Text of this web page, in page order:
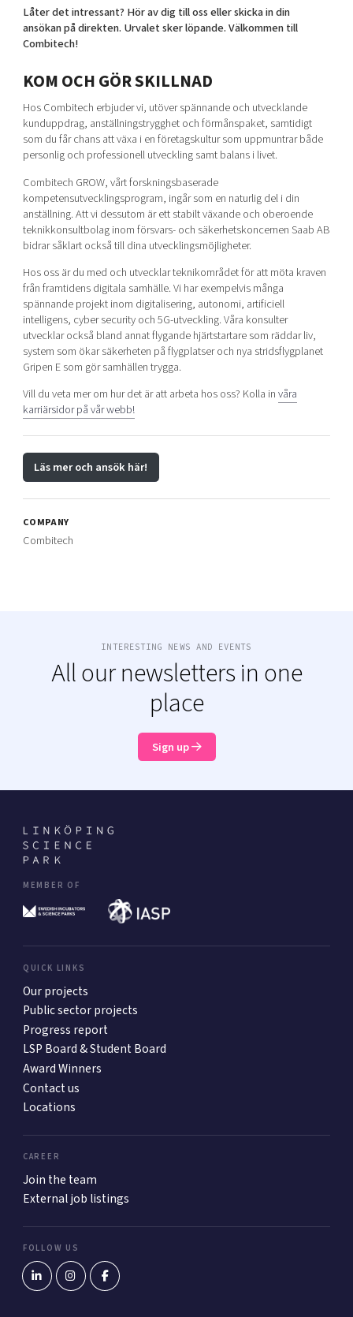
Låter det intressant? Hör av dig till oss eller skicka in din
ansökan på direkten. Urvalet sker löpande. Välkommen till
Combitech!
KOM OCH GÖR SKILLNAD
Hos Combitech erbjuder vi, utöver spännande och utvecklande
kunduppdrag, anställningstrygghet och förmånspaket, samtidigt
som du får chans att växa i en företagskultur som uppmuntrar både
personlig och professionell utveckling samt balans i livet.
Combitech GROW, vårt forskningsbaserade
kompetensutvecklingsprogram, ingår som en naturlig del i din
anställning. Att vi dessutom är ett stabilt växande och oberoende
teknikkonsultbolag inom försvars- och säkerhetskoncernen Saab AB
bidrar såklart också till dina utvecklingsmöjligheter.
Hos oss är du med och utvecklar teknikområdet för att möta kraven
från framtidens digitala samhälle. Vi har exempelvis många
spännande projekt inom digitalisering, autonomi, artificiell
intelligens, cyber security och 5G-utveckling. Våra konsulter
utvecklar också bland annat flygande hjärtstartare som räddar liv,
system som ökar säkerheten på flygplatser och nya stridsflygplanet
Gripen E som gör samhällen trygga.
Vill du veta mer om hur det är att arbeta hos oss? Kolla invåra
karriärsidor på vår webb!
Läs mer och ansök här!
COMPANY
Combitech
INTERESTING NEWS AND EVENTS
All our newsletters in one
place
Sign up
MEMBER OF
QUICK LINKS
Our projects
Public sector projects
Progress report
LSP Board & Student Board
Award Winners
Contact us
Locations
CAREER
Join the team
External job listings
FOLLOW US